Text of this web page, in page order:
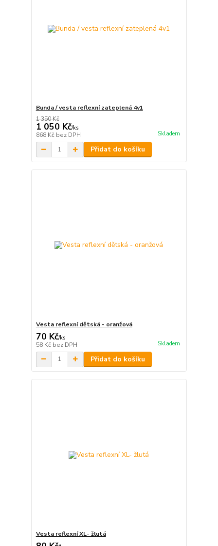
Bunda / vesta reflexní zateplená 4v1
1 350 Kč
1 050 Kč/ks
868 Kč bez DPH Skladem
Přidat do košíku
Vesta reflexní dětská - oranžová
70 Kč/ks
58 Kč bez DPH Skladem
Přidat do košíku
Vesta reflexní XL- žlutá